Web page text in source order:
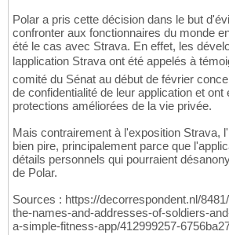
Polar a pris cette décision dans le but
confronter aux fonctionnaires du monde
été le cas avec Strava. En effet, les
lapplication Strava ont été appelés à
comité du Sénat au début de février
de confidentialité de leur application et ont
protections améliorées de la vie privée.
Mais contrairement à l'exposition Strava,
bien pire, principalement parce que
détails personnels qui pourraient
de Polar.
Sources : https://decorrespondent.nl/
the-names-and-addresses-of-soldiers-
a-simple-fitness-app/412999257-